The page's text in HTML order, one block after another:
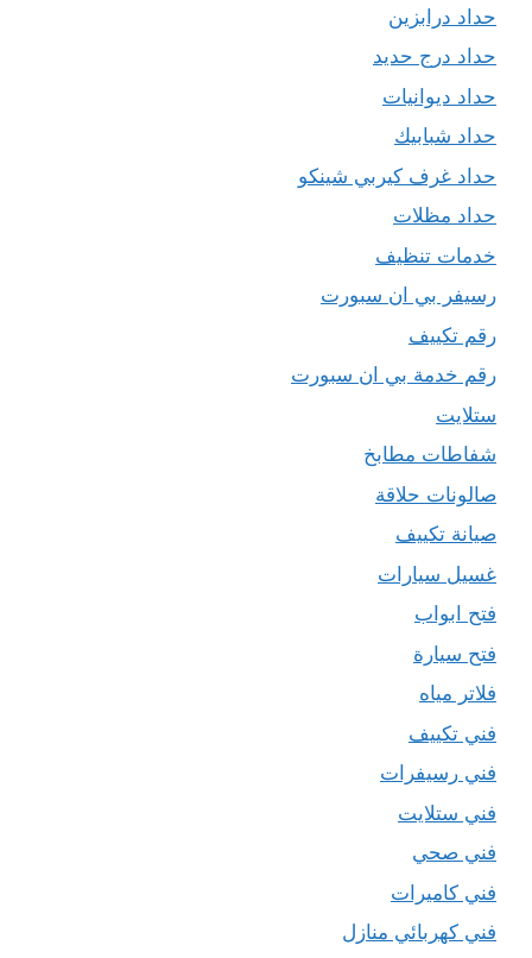
حداد درابزين
حداد درج حديد
حداد ديوانيات
حداد شبابيك
حداد غرف كيربي شينكو
حداد مظلات
خدمات تنظيف
رسيفر بي ان سبورت
رقم تكييف
رقم خدمة بي ان سبورت
ستلايت
شفاطات مطابخ
صالونات حلاقة
صيانة تكييف
غسيل سيارات
فتح ابواب
فتح سيارة
فلاتر مياه
فني تكييف
فني رسيفرات
فني ستلايت
فني صحي
فني كاميرات
فني كهربائي منازل